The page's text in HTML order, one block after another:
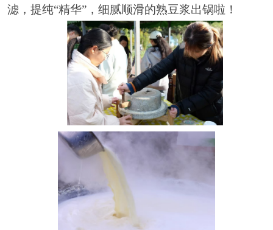
滤，提纯“精华”，细腻顺滑的熟豆浆出锅啦！